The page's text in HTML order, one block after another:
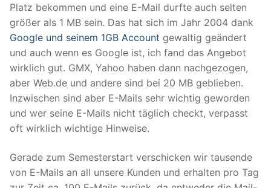
Platz bekommen und eine E-Mail durfte auch selten
größer als 1 MB sein. Das hat sich im Jahr 2004 dank
Google und seinem 1GB Account gewaltig geändert
und auch wenn es Google ist, ich fand das Angebot
wirklich gut. GMX, Yahoo haben dann nachgezogen,
aber Web.de und andere sind bei 20 MB geblieben.
Inzwischen sind aber E-Mails sehr wichtig geworden
und wer seine E-Mails nicht täglich checkt, verpasst
oft wirklich wichtige Hinweise.
Gerade zum Semesterstart verschicken wir tausende
von E-Mails an all unsere Kunden und erhalten pro Tag